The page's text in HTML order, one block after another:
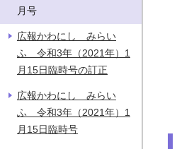
月号
広報かわにし みらい
ふ 令和3年（2021年）1
月15日臨時号の訂正
広報かわにし みらい
ふ 令和3年（2021年）1
月15日臨時号